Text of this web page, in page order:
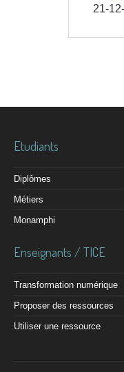
21-
Etudiants
Diplômes
Métiers
Monamphi
Enseignants / TICE
Transformation numérique
Proposer des ressources
Utiliser une ressource